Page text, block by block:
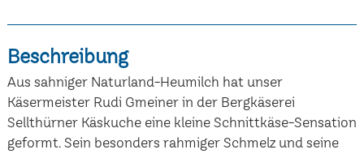
Beschreibung
Aus sahniger Naturland-Heumilch hat unser
Käsermeister Rudi Gmeiner in der Bergkäserei
Sellthürner Käskuche eine kleine Schnittkäse-Sensation
geformt. Sein besonders rahmiger Schmelz und seine